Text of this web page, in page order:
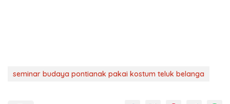
seminar budaya pontianak pakai kostum teluk belanga